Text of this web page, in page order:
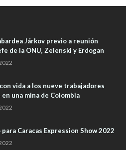
Járkov previo a reunión
de la ONU, Zelenski y Erdogan
vida a los nueve trabajadores
una mina de Colombia
Caracas Expression Show 2022